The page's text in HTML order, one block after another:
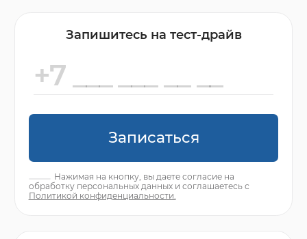
Запишитесь на тест-драйв
Записаться
Нажимая на кнопку, вы даете согласие на
обработку персональных данных и соглашаетесь с
Политикой конфиденциальности.